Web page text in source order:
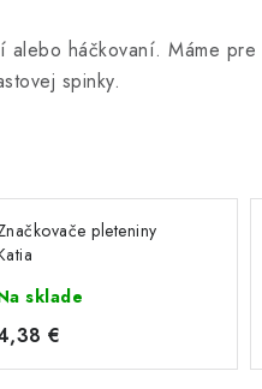
háčkovaní. Máme
spinky.
pleteniny
sklade
€